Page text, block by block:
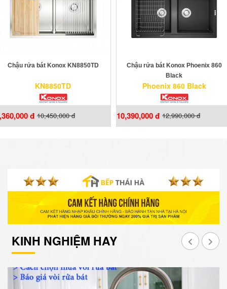
Chậu rửa bát Konox KN8850TD
KN8850TD
đ 10,450,000 đ
Chậu rửa bát Konox Phoenix 860
Black
Phoenix 860 Black
10,390,000 đ 12,990,000 đ
KINH NGHIỆM HAY